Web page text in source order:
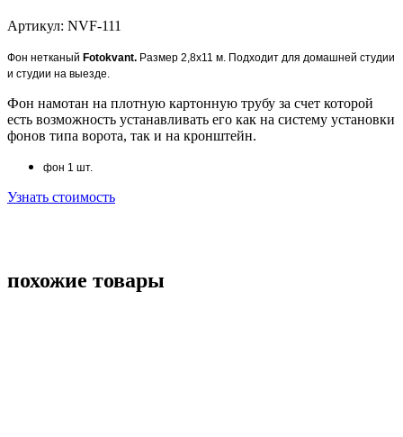
Артикул: NVF-111
Фон нетканый Fotokvant. Размер 2,8х11 м. Подходит для домашней студии
и студии на выезде.
Фон намотан на плотную картонную трубу за счет которой
есть возможность устанавливать его как на систему установки
фонов типа ворота, так и на кронштейн.
фон 1 шт.
Узнать стоимость
похожие товары